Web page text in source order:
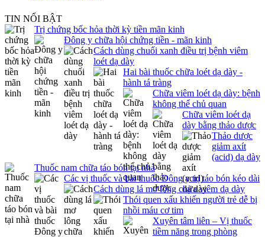
TIN NỔI BẬT
Trị chứng bốc hỏa thời kỳ tiền mãn kinh
Đông y chữa hội chứng tiền - mãn kinh
Cách dùng chuối xanh điều trị bệnh viêm
loét dạ dày
Hai bài thuốc chữa loét dạ dày -
hành tá tràng
Chữa viêm loét dạ dày: bệnh
không thể chủ quan
Chữa viêm loét dạ
dày bằng thảo dược
Thảo dược
giảm axít
(acid) dạ dày
Thuốc nam chữa táo bón tại nhà
Các vị thuốc và bài thuốc Đông y trị táo bón kéo dài
Cách dùng lá mơ lông chữa viêm dạ dày
Thói quen xấu khiến người trẻ dễ bị
nhồi máu cơ tim
Xuyên tâm liên – Vị thuốc
tiềm năng trong phòng